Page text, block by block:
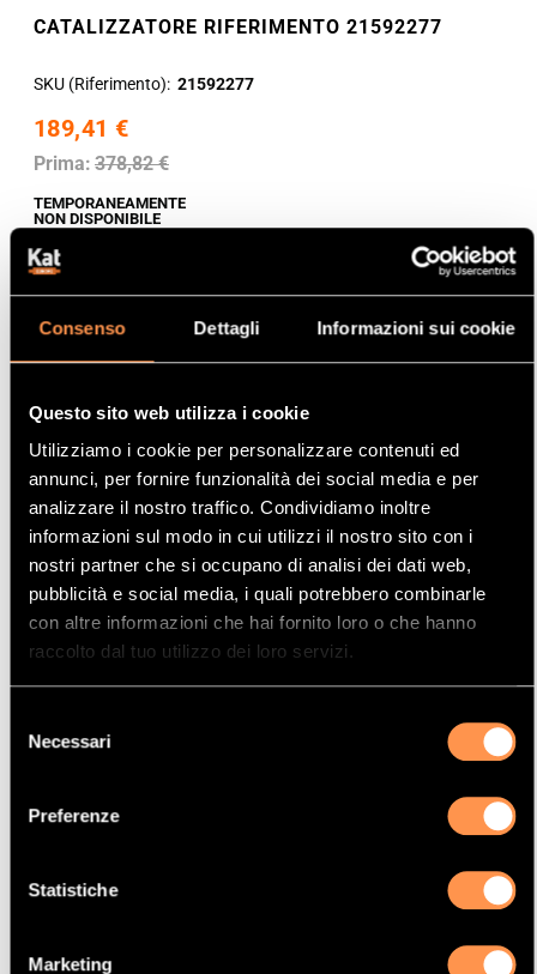
Consenso Dettagli Informazioni sui cookie
Questo sito web utilizza i cookie
Utilizziamo i cookie per personalizzare contenuti ed
annunci, per fornire funzionalità dei social media e per
analizzare il nostro traffico. Condividiamo inoltre
informazioni sul modo in cui utilizzi il nostro sito con i
nostri partner che si occupano di analisi dei dati web,
pubblicità e social media, i quali potrebbero combinarle
con altre informazioni che hai fornito loro o che hanno
raccolto dal tuo utilizzo dei loro servizi.
delNecessari
Preferenze
Statistiche
Marketing
CATALIZZATORE RIFERIMENTO 21592277
SKU (Riferimento) 21592277
189,41 €
Prima: 378,82 €
TEMPORANEAMENTE
NON DISPONIBILE
Mostrare Per pagina
La vostra selezione
Prodotto
Catalizzatore